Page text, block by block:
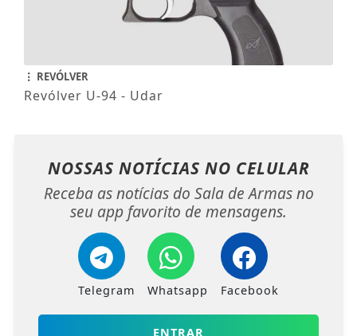
REVÓLVER
Revólver U-94 - Udar
NOSSAS NOTÍCIAS NO CELULAR
Receba as notícias do Sala de Armas no
seu app favorito de mensagens.
Telegram Whatsapp Facebook
ENTRAR